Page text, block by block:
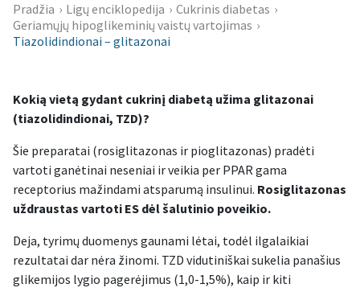
Pradžia › Ligų enciklopedija › Cukrinis diabetas ›
Geriamųjų hipoglikeminių vaistų vartojimas ›
Tiazolidindionai – glitazonai
Kokią vietą gydant cukrinį diabetą užima glitazonai
(tiazolidindionai, TZD)?
Šie preparatai (rosiglitazonas ir pioglitazonas) pradėti
vartoti ganėtinai neseniai ir veikia per PPAR gama
receptorius mažindami atsparumą insulinui. Rosiglitazonas
uždraustas vartoti ES dėl šalutinio poveikio.
Deja, tyrimų duomenys gaunami lėtai, todėl ilgalaikiai
rezultatai dar nėra žinomi. TZD vidutiniškai sukelia panašius
glikemijos lygio pagerėjimus (1,0-1,5%), kaip ir kiti